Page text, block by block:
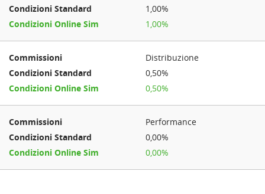
1,00%
1,00%
Distribuzione
0,50%
0,50%
Performance
0,00%
0,00%